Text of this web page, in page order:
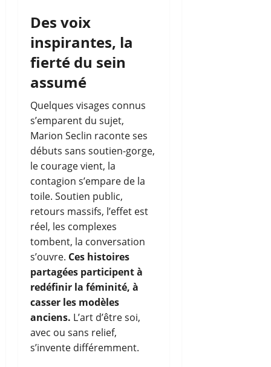
Des voix
inspirantes, la
fierté du sein
assumé
Quelques visages connus
s’emparent du sujet,
Marion Seclin raconte ses
débuts sans soutien-gorge,
le courage vient, la
contagion s’empare de la
toile. Soutien public,
retours massifs, l’effet est
réel, les complexes
tombent, la conversation
s’ouvre. Ces histoires
partagées participent à
redéfinir la féminité, à
casser les modèles
anciens. L’art d’être soi,
avec ou sans relief,
s’invente différemment.